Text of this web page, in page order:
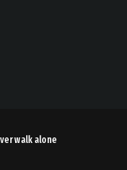
walk alone